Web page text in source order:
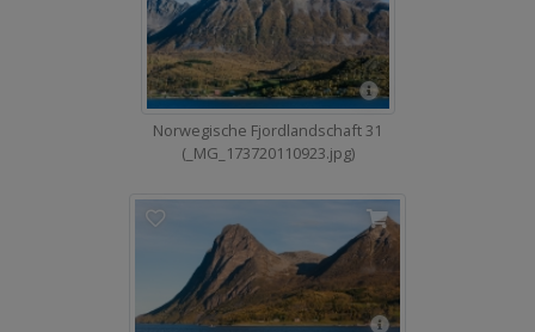
Norwegische Fjordlandschaft 31
(_MG_173720110923.jpg)